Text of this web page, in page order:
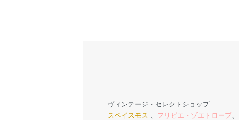
ヴィンテージ・セレクトショップ
スペイスモス
フリピエ・ゾエトロープ、